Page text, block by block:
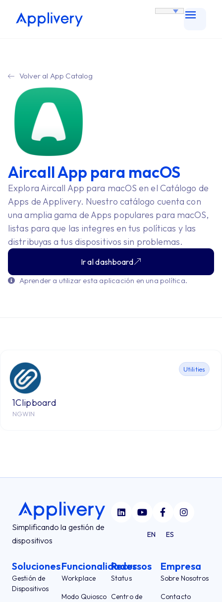
Volver al App Catalog
Aircall App para macOS
Explora Aircall App para macOS en el Catálogo de
Apps de Applivery. Nuestro catálogo cuenta con
una amplia gama de Apps populares para macOS,
listas para que las integres en tus políticas y las
distribuyas a tus dispositivos sin problemas.
Ir al dashboard
Aprender a utilizar esta aplicación en una política.
1Clipboard
NGWIN
Utilities
Simplificando la gestión de
dispositivos
EN ES
Soluciones
Gestión de
Dispositivos
Funcionalidades
Workplace
Modo Quiosco
Recursos
Status
Centro de
Empresa
Sobre Nosotros
Contacto